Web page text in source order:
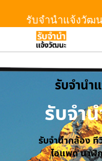
รับจํานําแจ้งวัฒ
รับจํานํ
รับจำ
รับจำนำกล้อง
ไอแพด นาฬิ